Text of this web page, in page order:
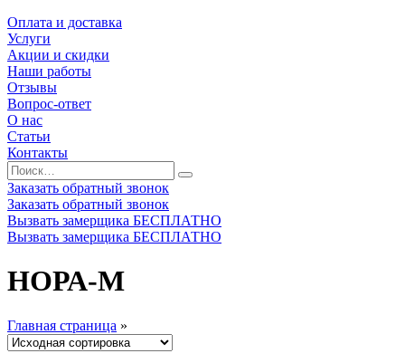
Оплата и доставка
Услуги
Акции и скидки
Наши работы
Отзывы
Вопрос-ответ
О нас
Статьи
Контакты
Заказать обратный звонок
Заказать обратный звонок
Вызвать замерщика БЕСПЛАТНО
Вызвать замерщика БЕСПЛАТНО
НОРА-М
Главная страница »